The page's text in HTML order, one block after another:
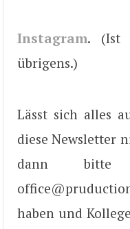
Instagram. (Ist
übrigens.)
Lässt sich alles
diese Newsletter
dann
haben und